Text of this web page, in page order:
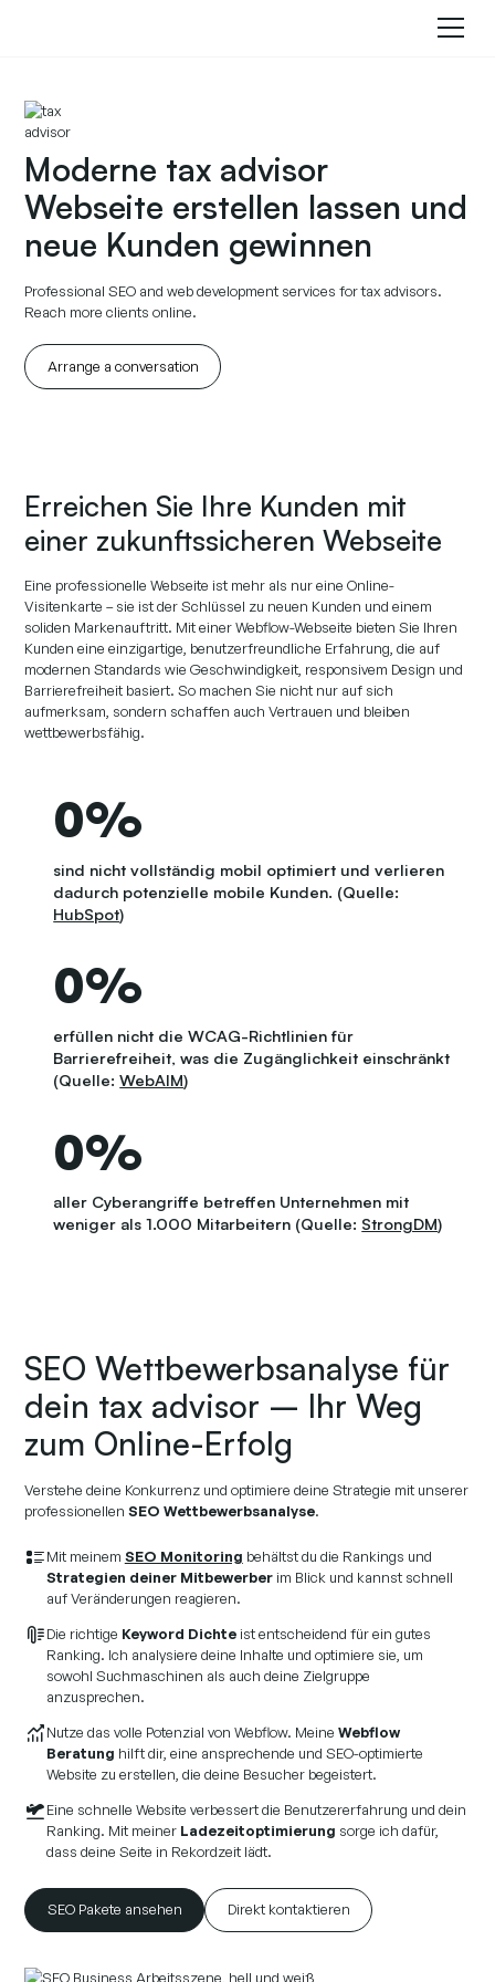
Moderne tax advisor
Webseite erstellen lassen und
neue Kunden gewinnen
Professional SEO and web development services for tax advisors.
Reach more clients online.
Arrange a conversation
Erreichen Sie Ihre Kunden mit
einer zukunftssicheren Webseite
Eine professionelle Webseite ist mehr als nur eine Online-
Visitenkarte – sie ist der Schlüssel zu neuen Kunden und einem
soliden Markenauftritt. Mit einer Webflow-Webseite bieten Sie Ihren
Kunden eine einzigartige, benutzerfreundliche Erfahrung, die auf
modernen Standards wie Geschwindigkeit, responsivem Design und
Barrierefreiheit basiert. So machen Sie nicht nur auf sich
aufmerksam, sondern schaffen auch Vertrauen und bleiben
wettbewerbsfähig.
0%
sind nicht vollständig mobil optimiert und verlieren
dadurch potenzielle mobile Kunden. (Quelle:
HubSpot)
0%
erfüllen nicht die WCAG-Richtlinien für
Barrierefreiheit, was die Zugänglichkeit einschränkt
(Quelle:WebAIM)
0%
aller Cyberangriffe betreffen Unternehmen mit
weniger als 1.000 Mitarbeitern (Quelle: StrongDM)
SEO Wettbewerbsanalyse für
dein tax advisor – Ihr Weg
zum Online-Erfolg
Verstehe deine Konkurrenz und optimiere deine Strategie mit unserer
professionellenSEO Wettbewerbsanalyse.
Mit meinem SEO Monitoring behältst du die Rankings und
Strategien deiner Mitbewerberim Blick und kannst schnell
auf Veränderungen reagieren.
Die richtige Keyword Dichteist entscheidend für ein gutes
Ranking. Ich analysiere deine Inhalte und optimiere sie, um
sowohl Suchmaschinen als auch deine Zielgruppe
anzusprechen.
Nutze das volle Potenzial von Webflow. Meine Webflow
Beratung hilft dir, eine ansprechende und SEO-optimierte
Website zu erstellen, die deine Besucher begeistert.
Eine schnelle Website verbessert die Benutzererfahrung und dein
Ranking. Mit meiner Ladezeitoptimierung sorge ich dafür,
dass deine Seite in Rekordzeit lädt.
SEO Pakete ansehen Direkt kontaktieren